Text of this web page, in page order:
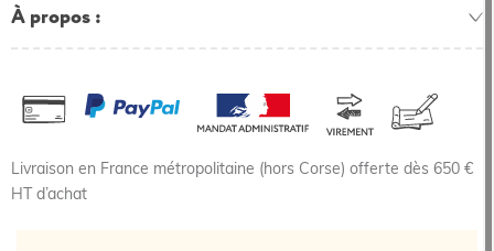
À propos
Livraison en France métropolitaine (hors Corse) offerte dès 650 €
HT d’achat